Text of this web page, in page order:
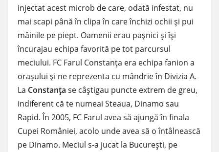
injectat acest microb de care, odată infestat, nu
mai scapi până în clipa în care închizi ochii şi pui
mâinile pe piept. Oamenii erau paşnici şi îşi
încurajau echipa favorită pe tot parcursul
meciului. FC Farul Constanţa era echipa fanion a
oraşului şi ne reprezenta cu mândrie în Divizia A.
La Constanţa se câştigau puncte extrem de greu,
indiferent că te numeai Steaua, Dinamo sau
Rapid. În 2005, FC Farul avea să ajungă în finala
Cupei României, acolo unde avea să o întâlnească
pe Dinamo. Meciul s-a jucat la Bucureşti, pe